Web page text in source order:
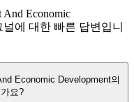
And Economic
에 대한 빠른 답변입니
Economic Development의
요?